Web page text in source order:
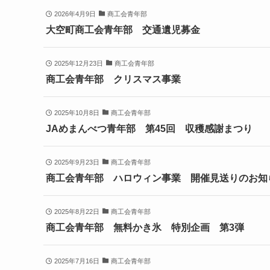
2026年4月9日 商工会青年部
大空町商工会青年部 交通遺児募金
2025年12月23日 商工会青年部
商工会青年部 クリスマス事業
2025年10月8日 商工会青年部
JAめまんべつ青年部 第45回 収穫感謝まつり
2025年9月23日 商工会青年部
商工会青年部 ハロウィン事業 開催見送りのお知
2025年8月22日 商工会青年部
商工会青年部 無料かき氷 特別企画 第3弾
2025年7月16日 商工会青年部